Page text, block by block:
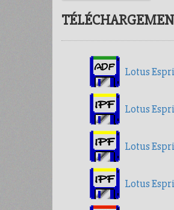
Lotus
Lotus
Lotus
Lotus